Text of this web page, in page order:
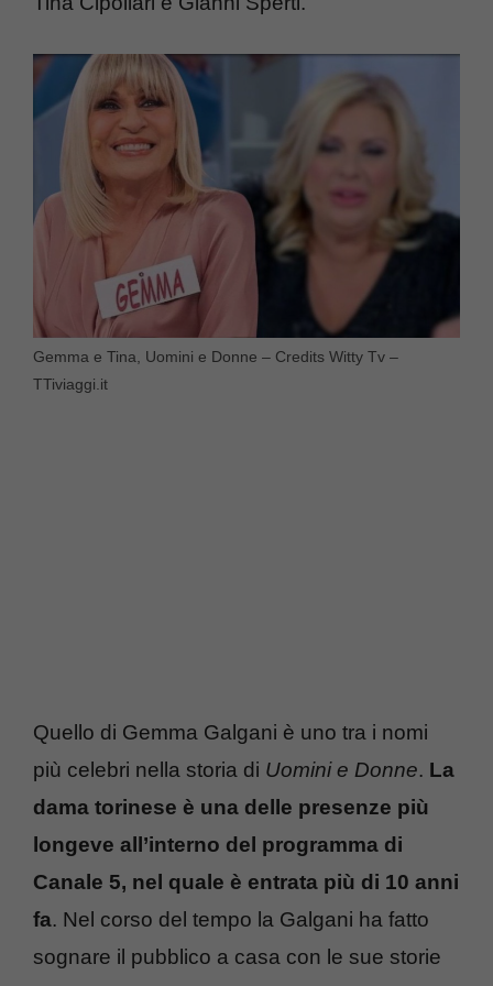
Gemma e Tina, Uomini e Donne – Credits Witty Tv –
TTiviaggi.it
Quello di Gemma Galgani è uno tra i nomi
più celebri nella storia di Uomini e Donne. La
dama torinese è una delle presenze più
longeve all’interno del programma di
Canale 5, nel quale è entrata più di 10 anni
fa. Nel corso del tempo la Galgani ha fatto
sognare il pubblico a casa con le sue storie